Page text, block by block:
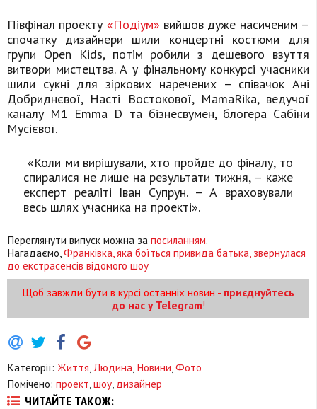
Півфінал проекту «Подіум» вийшов дуже насиченим –
спочатку дизайнери шили концертні костюми для
групи Open Kids, потім робили з дешевого взуття
витвори мистецтва. А у фінальному конкурсі учасники
шили сукні для зіркових наречених – співачок Ані
Добриднєвої, Насті Востокової, MamaRika, ведучої
каналу М1 Emma D та бізнесвумен, блогера Сабіни
Мусієвої.
«Коли ми вирішували, хто пройде до фіналу, то
спиралися не лише на результати тижня, – каже
експерт реаліті Іван Супрун. – А враховували
весь шлях учасника на проекті».
Переглянути випуск можна за посиланням.
Нагадаємо,Франківка, яка боїться привида батька, звернулася
до екстрасенсів відомого шоу
Щоб завжди бути в курсі останніх новин - приєднуйтесь
до нас у Telegram!
Категорії: Життя Людина Новини Фото
Помічено: проект шоу дизайнер
ЧИТАЙТЕ ТАКОЖ: